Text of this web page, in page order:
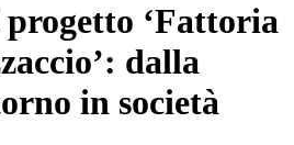
‘Fattoria
dalla
in società